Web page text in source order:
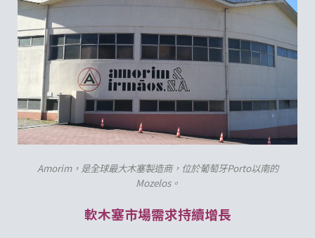
Amorim，是全球最大木塞製造商，位於葡萄牙Porto以南的
Mozelos。
軟木塞市場需求持續增長